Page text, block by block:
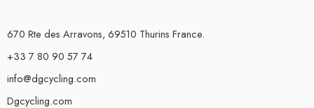
670 Rte des Arravons, 69510 Thurins France.
+33 7 80 90 57 74
info@dgcycling.com
Dgcycling.com